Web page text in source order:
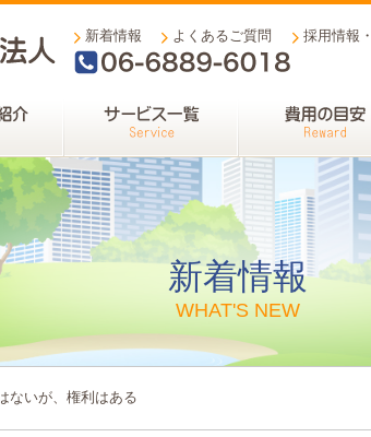
新着情報 よくあるご質問 採用情報
新着情報
WHAT'S NEW
ないが、権利はある